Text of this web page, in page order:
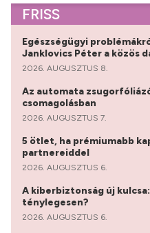
FRISS
Egészségügyi
Janklovics Péter a közös
2026. AUGUSZTUS 8.
Az automata
csomagolásban
2026. AUGUSZTUS 7.
5 ötlet, ha prémiumabb
partnereiddel
2026. AUGUSZTUS 6.
A kiberbiztonság új
ténylegesen?
2026. AUGUSZTUS 6.